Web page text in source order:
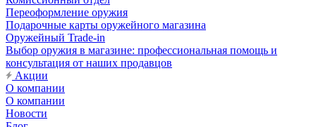
Переоформление оружия
Подарочные карты оружейного магазина
Оружейный Trade-in
Выбор оружия в магазине: профессиональная помощь и
консультация от наших продавцов
Акции
О компании
О компании
Новости